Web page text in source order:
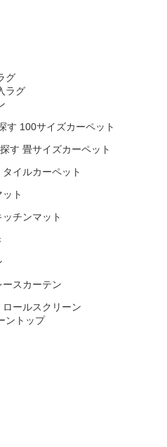
グ
ラグ
100サイズカーペット
畳サイズカーペット
タイルカーペット
ト
ッチンマット
ースカーテン
ロールスクリーン
ントップ